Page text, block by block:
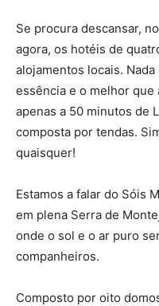
Se procura descansar,
agora, os hotéis de
alojamentos locais.
essência e o melhor que
apenas a 50 minutos de
composta por tendas.
quaisquer!
Estamos a falar do Sóis
em plena Serra de
onde o sol e o ar puro
companheiros.
Composto por oito